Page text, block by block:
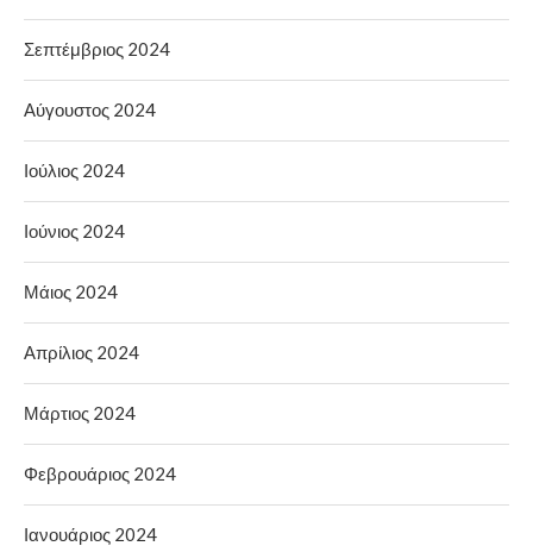
Σεπτέμβριος 2024
Αύγουστος 2024
Ιούλιος 2024
Ιούνιος 2024
Μάιος 2024
Απρίλιος 2024
Μάρτιος 2024
Φεβρουάριος 2024
Ιανουάριος 2024